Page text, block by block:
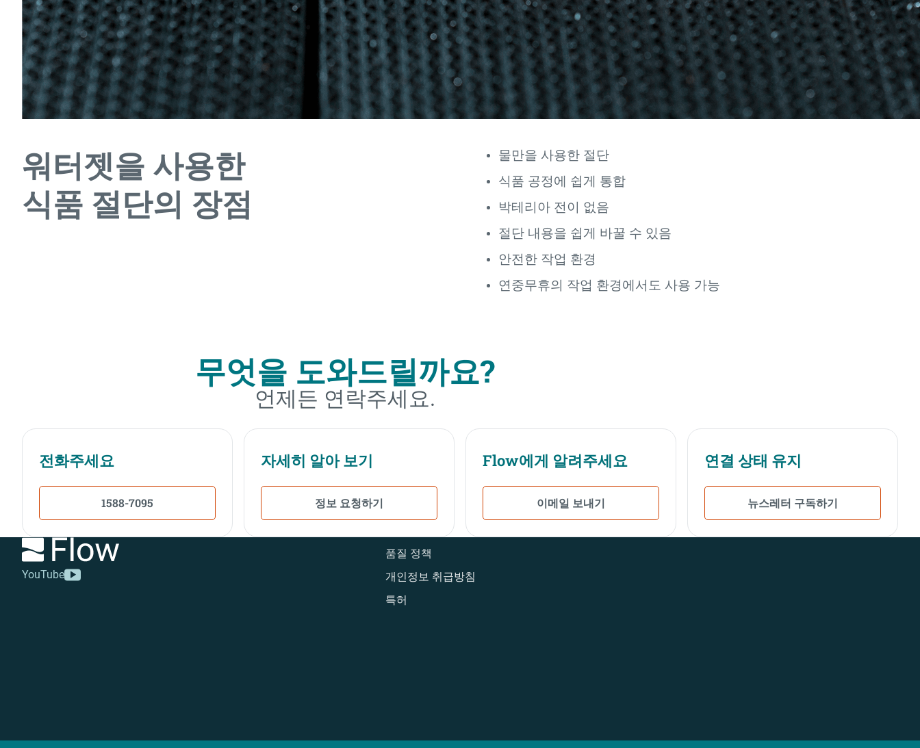
워터젯을 사용한
식품 절단의 장점
물만을 사용한 절단
식품 공정에 쉽게 통합
박테리아 전이 없음
절단 내용을 쉽게 바꿀 수 있음
안전한 작업 환경
연중무휴의 작업 환경에서도 사용 가능
무엇을 도와드릴까요?
언제든 연락주세요.
전화주세요
1588-7095
자세히 알아 보기
정보 요청하기
Flow에게 알려주세요
이메일 보내기
연결 상태 유지
뉴스레터 구독하기
YouTube
품질 정책
개인정보 취급방침
특허